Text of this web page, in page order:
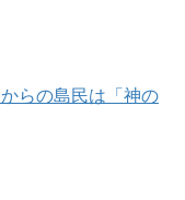
らの島民は「神の